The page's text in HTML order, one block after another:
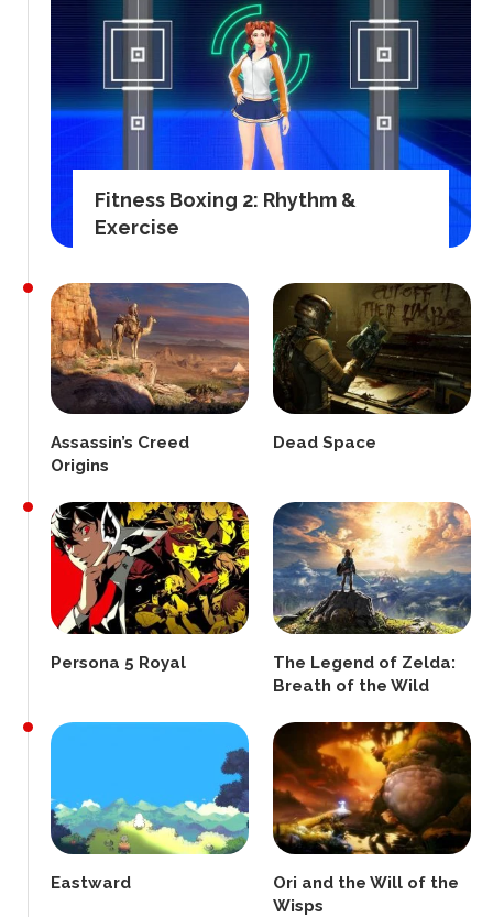
Fitness Boxing 2: Rhythm &
Exercise
Assassin’s Creed
Origins
Dead Space
Persona 5 Royal
The Legend of Zelda:
Breath of the Wild
Eastward
Ori and the Will of the
Wisps